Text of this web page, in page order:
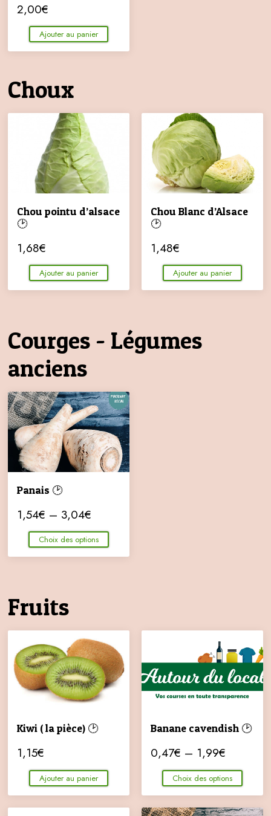
2,00€
Ajouter au panier
Choux
Chou pointu d’alsace
🕑
1,68€
Ajouter au panier
Chou Blanc d’Alsace
🕑
1,48€
Ajouter au panier
Courges - Légumes
anciens
Panais 🕑
1,54€ – 3,04€
Choix des options
Fruits
Kiwi ( la pièce) 🕑
1,15€
Ajouter au panier
Banane cavendish 🕑
0,47€ – 1,99€
Choix des options